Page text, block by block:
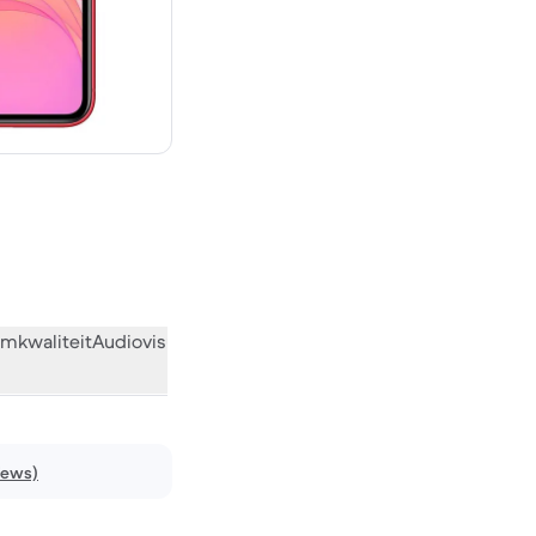
nieuw
Audiovisueel